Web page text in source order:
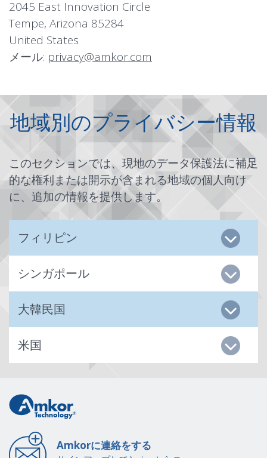
2045 East Innovation Circle
Tempe, Arizona 85284
United States
メール: privacy@amkor.com
地域別のプライバシー情報
このセクションでは、現地のデータ保護法に補足
的な権利または開示が含まれる地域の個人向け
に、追加の情報を提供します。
フィリピン
シンガポール
大韓民国
米国
Amkorに連絡をする